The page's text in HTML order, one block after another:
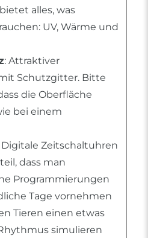
alles, was
UV, Wärme und
: Attraktiver
Schutzgitter. Bitte
die Oberfläche
bei einem
Digitale Zeitschaltuhren
dass man
Programmierungen
Tage vornehmen
Tieren einen etwas
simulieren